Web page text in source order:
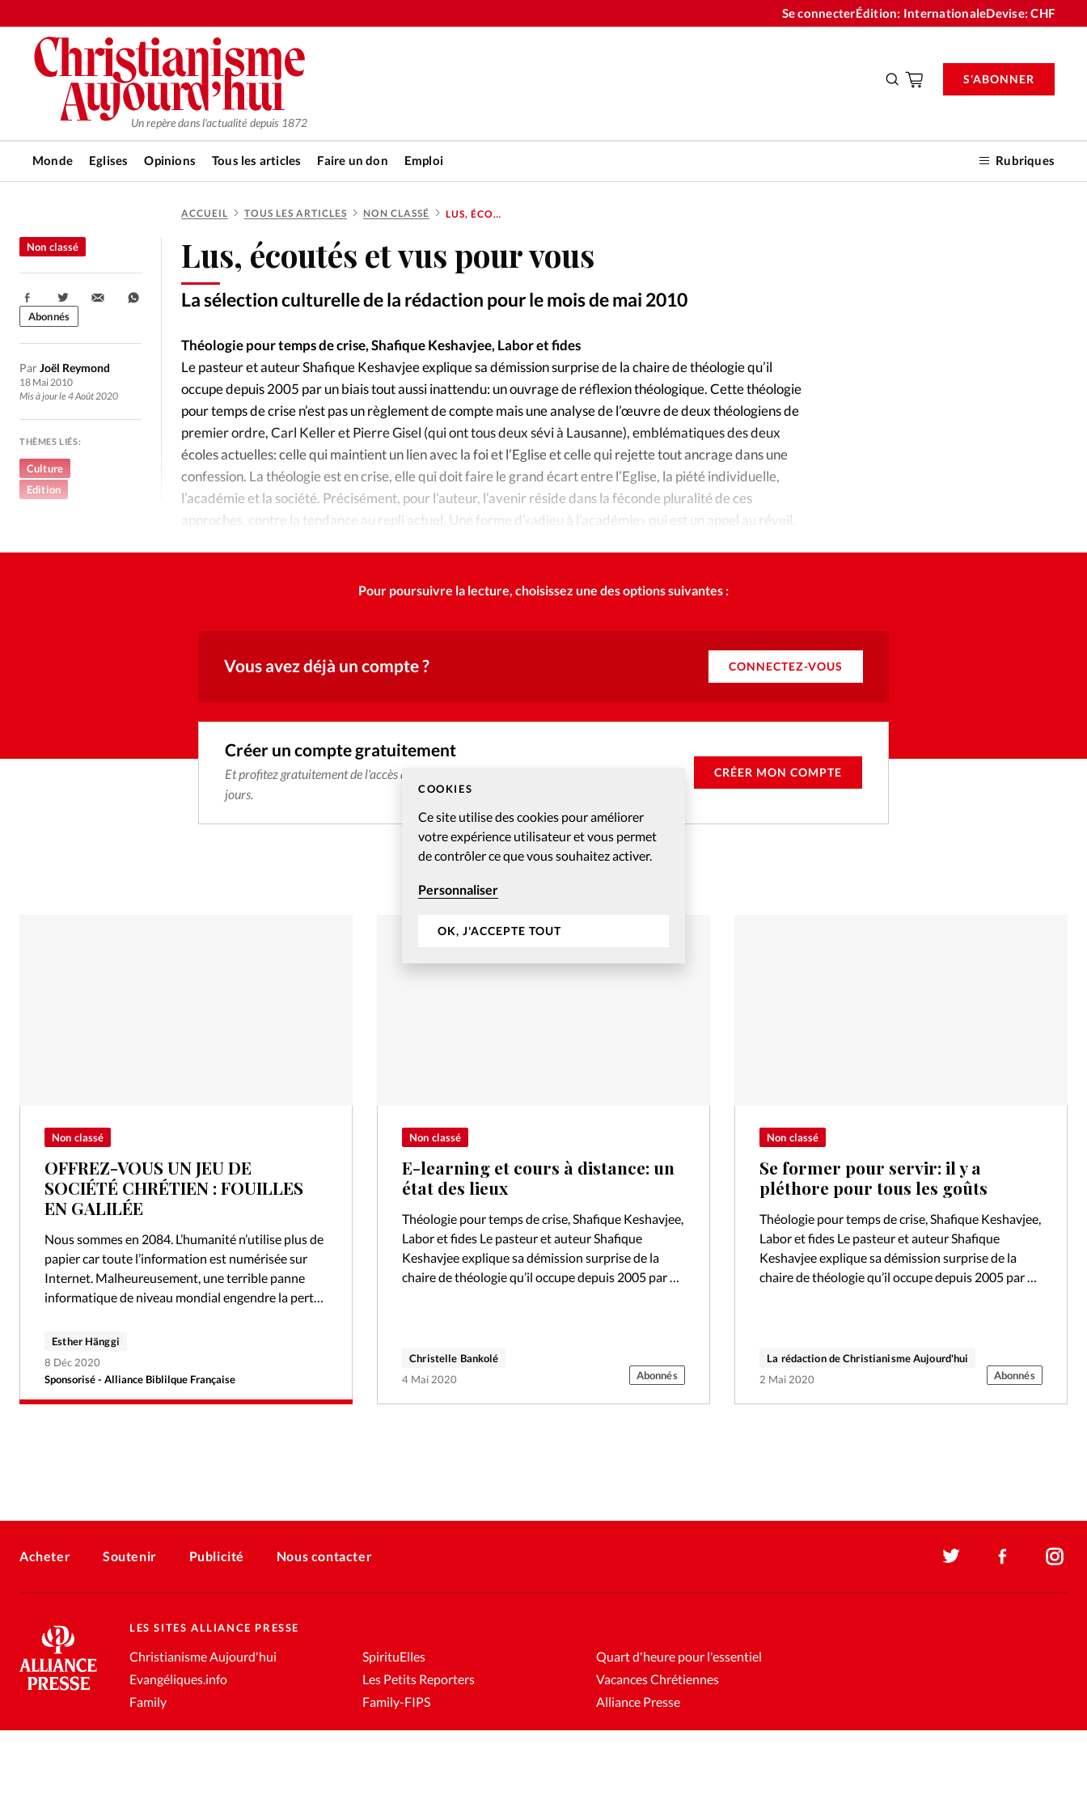
COOKIES
Ce site utilise des cookies pour améliorer
votre expérience utilisateur et vous permet
de contrôler ce que vous souhaitez activer.
Personnaliser
OK, J'ACCEPTE TOUT
Se connecterÉdition: InternationaleDevise:CHF
Un repère dans l'actualité depuis 1872
Monde Eglises Opinions Tous les articles Faire un don Emploi Rubriques
S'ABONNER
RUBRIQUES
Tous les articles
Actualité chrétienne
Actualité internationale
Chronique
Culture
Dossier Eglises
Foi
Génération réveil
Monde
Opinions
Publireportage
Relations Aujourd'hui
Tour du monde des Eglises
Trait d'Ixène
Vécu Vie Intérieure
La boutique
À propos
La rédaction
Mon compte
Nous contacter
Emploi
ACCUEIL TOUS LES ARTICLES NON CLASSÉ LUS, ÉCOUTÉS ET VUS POUR VOUS
Lus, écoutés et vus pour vous
La sélection culturelle de la rédaction pour le mois de mai 2010
Non classé
ParJoël Reymond
18 Mai 2010
Mis à jour le 4 Août 2020
Partager:
Abonnés
THÈMES LIÉS:
Culture
Edition
Théologie pour temps de crise, Shafique Keshavjee, Labor et fides
Le pasteur et auteur Shafique Keshavjee explique sa démission surprise de la chaire de théologie qu’il
occupe depuis 2005 par un biais tout aussi inattendu: un ouvrage de réflexion théologique. Cette théologie
pour temps de crise n’est pas un règlement de compte mais une analyse de l’œuvre de deux théologiens de
premier ordre, Carl Keller et Pierre Gisel (qui ont tous deux sévi à Lausanne), emblématiques des deux
écoles actuelles: celle qui maintient un lien avec la foi et l’Eglise et celle qui rejette tout ancrage dans une
confession. La théologie est en crise, elle qui doit faire le grand écart entre l’Eglise, la piété individuelle,
l’académie et la société. Précisément, pour l’auteur, l’avenir réside dans la féconde pluralité de ces
approches, contre la tendance au repli actuel. Une forme d’«adieu à l’académie» qui est un appel au réveil.
Pour poursuivre la lecture, choisissez une des options suivantes :
Vous avez déjà un compte ? CONNECTEZ-VOUS
Créer un compte gratuitement
Et profitez gratuitement de l'accès aux articles web réservés aux abonnés pendant 14
jours.
CRÉER MON COMPTE
Non classé
OFFREZ-VOUS UN JEU DE
SOCIÉTÉ CHRÉTIEN : FOUILLES
EN GALILÉE
Nous sommes en 2084. L’humanité n’utilise plus de
papier car toute l’information est numérisée sur
Internet. Malheureusement, une terrible panne
informatique de niveau mondial engendre la perte
Sponsorisé - Alliance Biblilque Française
Esther Hänggi
8 Déc 2020
Non classé
E-learning et cours à distance: un
état des lieux
Théologie pour temps de crise, Shafique Keshavjee,
Labor et fides Le pasteur et auteur Shafique
Keshavjee explique sa démission surprise de la
chaire de théologie qu’il occupe depuis 2005 par un
Christelle Bankolé
4 Mai 2020
Abonnés
Non classé
Se former pour servir: il y a
pléthore pour tous les goûts
Théologie pour temps de crise, Shafique Keshavjee,
Labor et fides Le pasteur et auteur Shafique
Keshavjee explique sa démission surprise de la
chaire de théologie qu’il occupe depuis 2005 par un
La rédaction de Christianisme Aujourd'hui
2 Mai 2020
Abonnés
Acheter Soutenir Publicité Nous contacter
LES SITES ALLIANCE PRESSE
Christianisme Aujourd'hui
Evangéliques.info
Family
SpirituElles
Les Petits Reporters
Family-FIPS
Quart d'heure pour l'essentiel
Vacances Chrétiennes
Alliance Presse